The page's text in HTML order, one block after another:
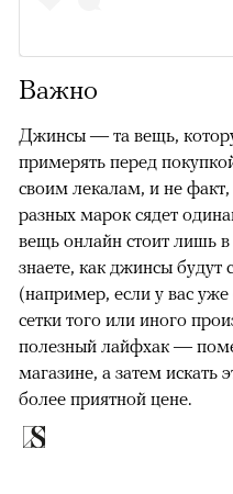
Важно
Джинсы — та вещь,
примерять перед
своим лекалам, и не
разных марок сядет
вещь онлайн стоит лишь
знаете, как джинсы будут
(например, если у вас
сетки того или иного
полезный лайфхак —
магазине, а затем искать
более приятной цене.